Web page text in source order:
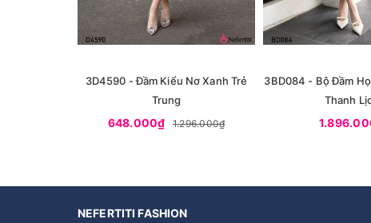
3D4590 - Đầm Kiểu Nơ Xanh Trẻ
Trung
648.000₫ 1.296.000₫
3BD084 - Bộ Đầm
Thanh
NEFERTITI FASHION